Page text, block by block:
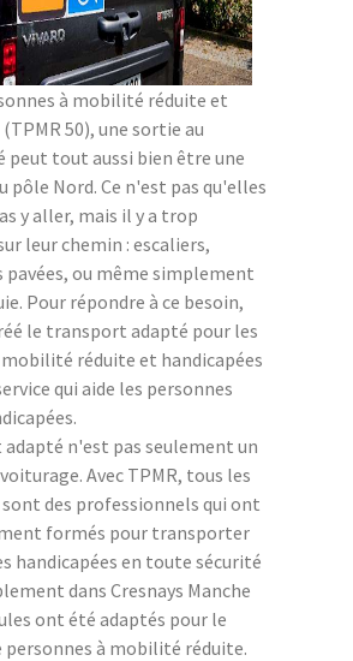
à mobilité réduite et
50), une sortie au
peut tout aussi bien être une
pôle Nord. Ce n'est pas qu'elles
y aller, mais il y a trop
leur chemin : escaliers,
pavées, ou même simplement
Pour répondre à ce besoin,
le transport adapté pour les
réduite et handicapées
qui aide les personnes
n'est pas seulement un
Avec TPMR, tous les
des professionnels qui ont
formés pour transporter
handicapées en toute sécurité
dans Cresnays Manche
ont été adaptés pour le
à mobilité réduite.